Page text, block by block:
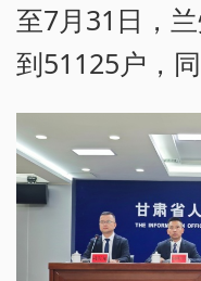
至7月31日，
到51125户，